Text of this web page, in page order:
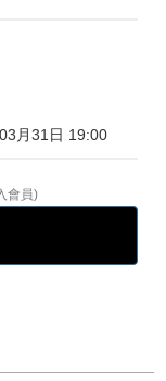
月31日 19:00
會員)